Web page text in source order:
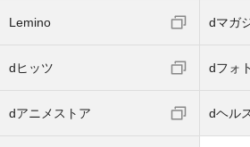
Lemino dマガ
dヒッツ dフォト
dアニメストア dヘル